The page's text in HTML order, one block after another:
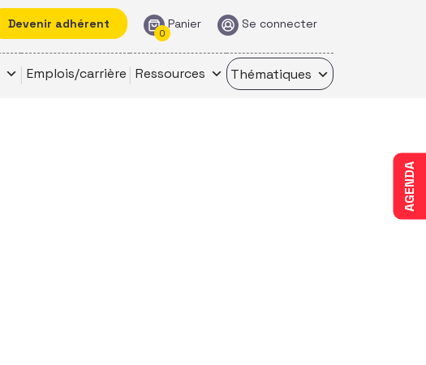
Devenir adhérent Panier
0
Se connecter
Emplois/carrière Ressources Thématiques
AGENDA